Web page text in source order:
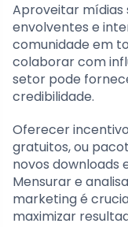
Aproveitar mídias
envolventes e
comunidade em
colaborar com
setor pode
credibilidade.
Oferecer
gratuitos, ou
novos downloads
Mensurar e
marketing é
maximizar